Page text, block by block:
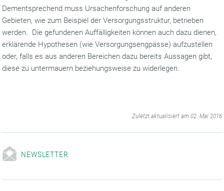
Dementsprechend muss Ursachenforschung auf anderen
Gebieten, wie zum Beispiel der Versorgungsstruktur, betrieben
werden. Die gefundenen Auffälligkeiten können auch dazu dienen,
erklärende Hypothesen (wie Versorgungsengpässe) aufzustellen
oder, falls es aus anderen Bereichen dazu bereits Aussagen gibt,
diese zu untermauern beziehungsweise zu widerlegen.
Zuletzt aktualisiert am 02. Mai 2016
NEWSLETTER